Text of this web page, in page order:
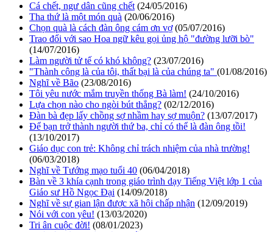
Cá chết, ngư dân cũng chết (24/05/2016)
Tha thứ là một món quà (20/06/2016)
Chọn quà là cách đàn ông cám ơn vợ (05/07/2016)
Trao đổi với sao Hoa ngữ kêu gọi ủng hộ "đường lưỡi bò"
(14/07/2016)
Làm người tử tế có khó không? (23/07/2016)
"Thành công là của tôi, thất bại là của chúng ta" (01/08/2016)
Nghĩ về Bão (23/08/2016)
Tôi yêu nước mắm truyền thống Bà làm! (24/10/2016)
Lựa chọn nào cho ngòi bút thẳng? (02/12/2016)
Đàn bà đẹp lấy chồng sợ nhầm hay sợ muộn? (13/07/2017)
Để bạn trở thành người thứ ba, chỉ có thể là đàn ông tồi!
(13/10/2017)
Giáo dục con trẻ: Không chỉ trách nhiệm của nhà trường!
(06/03/2018)
Nghĩ về Tướng mạo tuổi 40 (06/04/2018)
Bàn về 3 khía cạnh trong giáo trình dạy Tiếng Việt lớp 1 của
Giáo sư Hồ Ngọc Đại (14/09/2018)
Nghĩ về sự gian lận được xã hội chấp nhận (12/09/2019)
Nói với con yêu! (13/03/2020)
Tri ân cuộc đời! (08/01/2023)